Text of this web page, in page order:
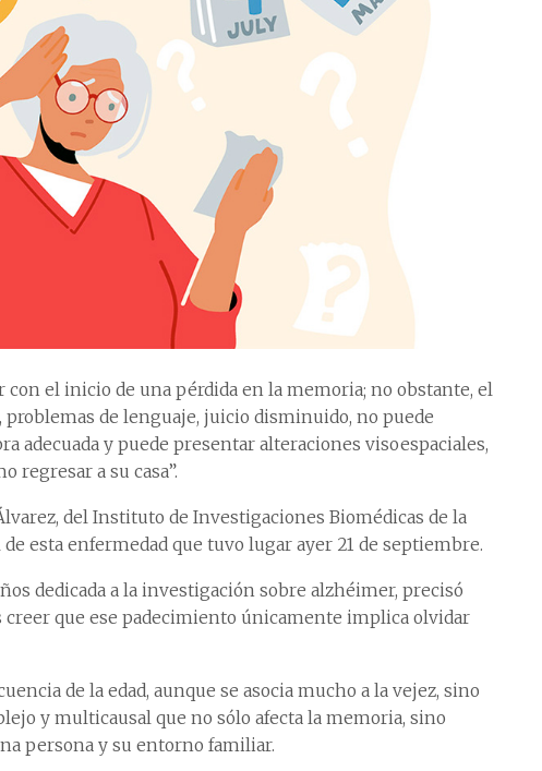
el inicio de una pérdida en la memoria; no obstante, el
de lenguaje, juicio disminuido, no puede
adecuada y puede presentar alteraciones visoespaciales,
regresar a su casa”.
del Instituto de Investigaciones Biomédicas de la
esta enfermedad que tuvo lugar ayer 21 de septiembre.
dedicada a la investigación sobre alzhéimer, precisó
creer que ese padecimiento únicamente implica olvidar
de la edad, aunque se asocia mucho a la vejez, sino
y multicausal que no sólo afecta la memoria, sino
persona y su entorno familiar.